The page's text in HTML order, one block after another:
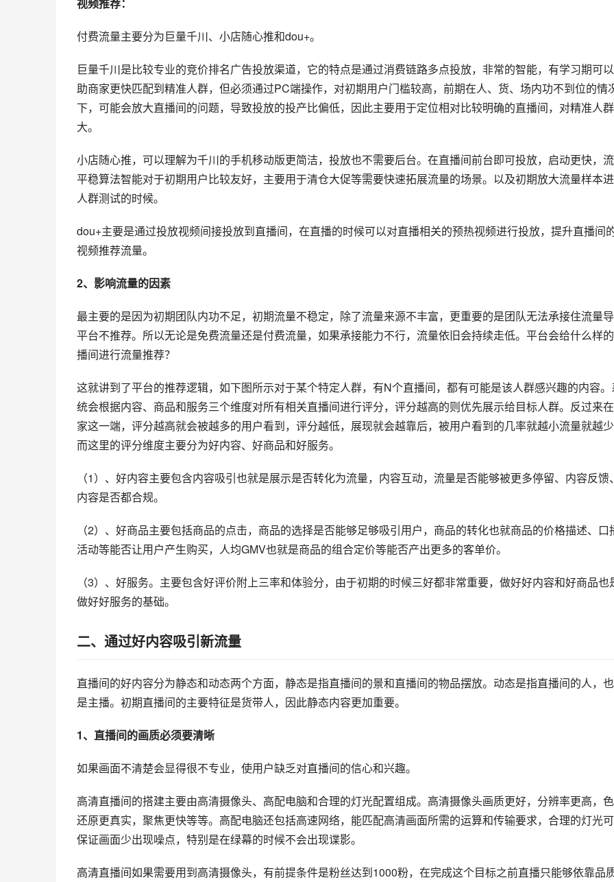
付费流量主要分为巨量千川、小店随心推和dou+。
巨量千川是比较专业的竞价排名广告投放渠道，它的特点是通过消费链路多点投放，非常的智能，有学习期可
助商家更快匹配到精准人群，但必须通过PC端操作，对初期用户门槛较高，前期在人、货、场内功不到位的情
下，可能会放大直播间的问题，导致投放的投产比偏低，因此主要用于定位相对比较明确的直播间，对精准人
大。
小店随心推，可以理解为千川的手机移动版更简洁，投放也不需要后台。在直播间前台即可投放，启动更快，
平稳算法智能对于初期用户比较友好，主要用于清仓大促等需要快速拓展流量的场景。以及初期放大流量样本
人群测试的时候。
dou+主要是通过投放视频间接投放到直播间，在直播的时候可以对直播相关的预热视频进行投放，提升直播间
视频推荐流量。
2、影响流量的因素
最主要的是因为初期团队内功不足，初期流量不稳定，除了流量来源不丰富，更重要的是团队无法承接住流量
平台不推荐。所以无论是免费流量还是付费流量，如果承接能力不行，流量依旧会持续走低。平台会给什么样
播间进行流量推荐？
这就讲到了平台的推荐逻辑，如下图所示对于某个特定人群，有N个直播间，都有可能是该人群感兴趣的内容。
统会根据内容、商品和服务三个维度对所有相关直播间进行评分，评分越高的则优先展示给目标人群。反过来
家这一端，评分越高就会被越多的用户看到，评分越低，展现就会越靠后，被用户看到的几率就越小流量就越少
而这里的评分维度主要分为好内容、好商品和好服务。
（1）、好内容主要包含内容吸引也就是展示是否转化为流量，内容互动，流量是否能够被更多停留、内容反馈、
内容是否都合规。
（2）、好商品主要包括商品的点击，商品的选择是否能够足够吸引用户，商品的转化也就商品的价格描述、口
活动等能否让用户产生购买，人均GMV也就是商品的组合定价等能否产出更多的客单价。
（3）、好服务。主要包含好评价附上三率和体验分，由于初期的时候三好都非常重要，做好好内容和好商品也
做好好服务的基础。
二、 通过好内容吸引新流量
直播间的好内容分为静态和动态两个方面，静态是指直播间的景和直播间的物品摆放。动态是指直播间的人，
是主播。初期直播间的主要特征是货带人，因此静态内容更加重要。
1、直播间的画质必须要清晰
如果画面不清楚会显得很不专业，使用户缺乏对直播间的信心和兴趣。
高清直播间的搭建主要由高清摄像头、高配电脑和合理的灯光配置组成。高清摄像头画质更好，分辨率更高，
还原更真实，聚焦更快等等。高配电脑还包括高速网络，能匹配高清画面所需的运算和传输要求，合理的灯光
保证画面少出现噪点，特别是在绿幕的时候不会出现谍影。
高清直播间如果需要用到高清摄像头，有前提条件是粉丝达到1000粉，在完成这个目标之前直播只能够依靠品